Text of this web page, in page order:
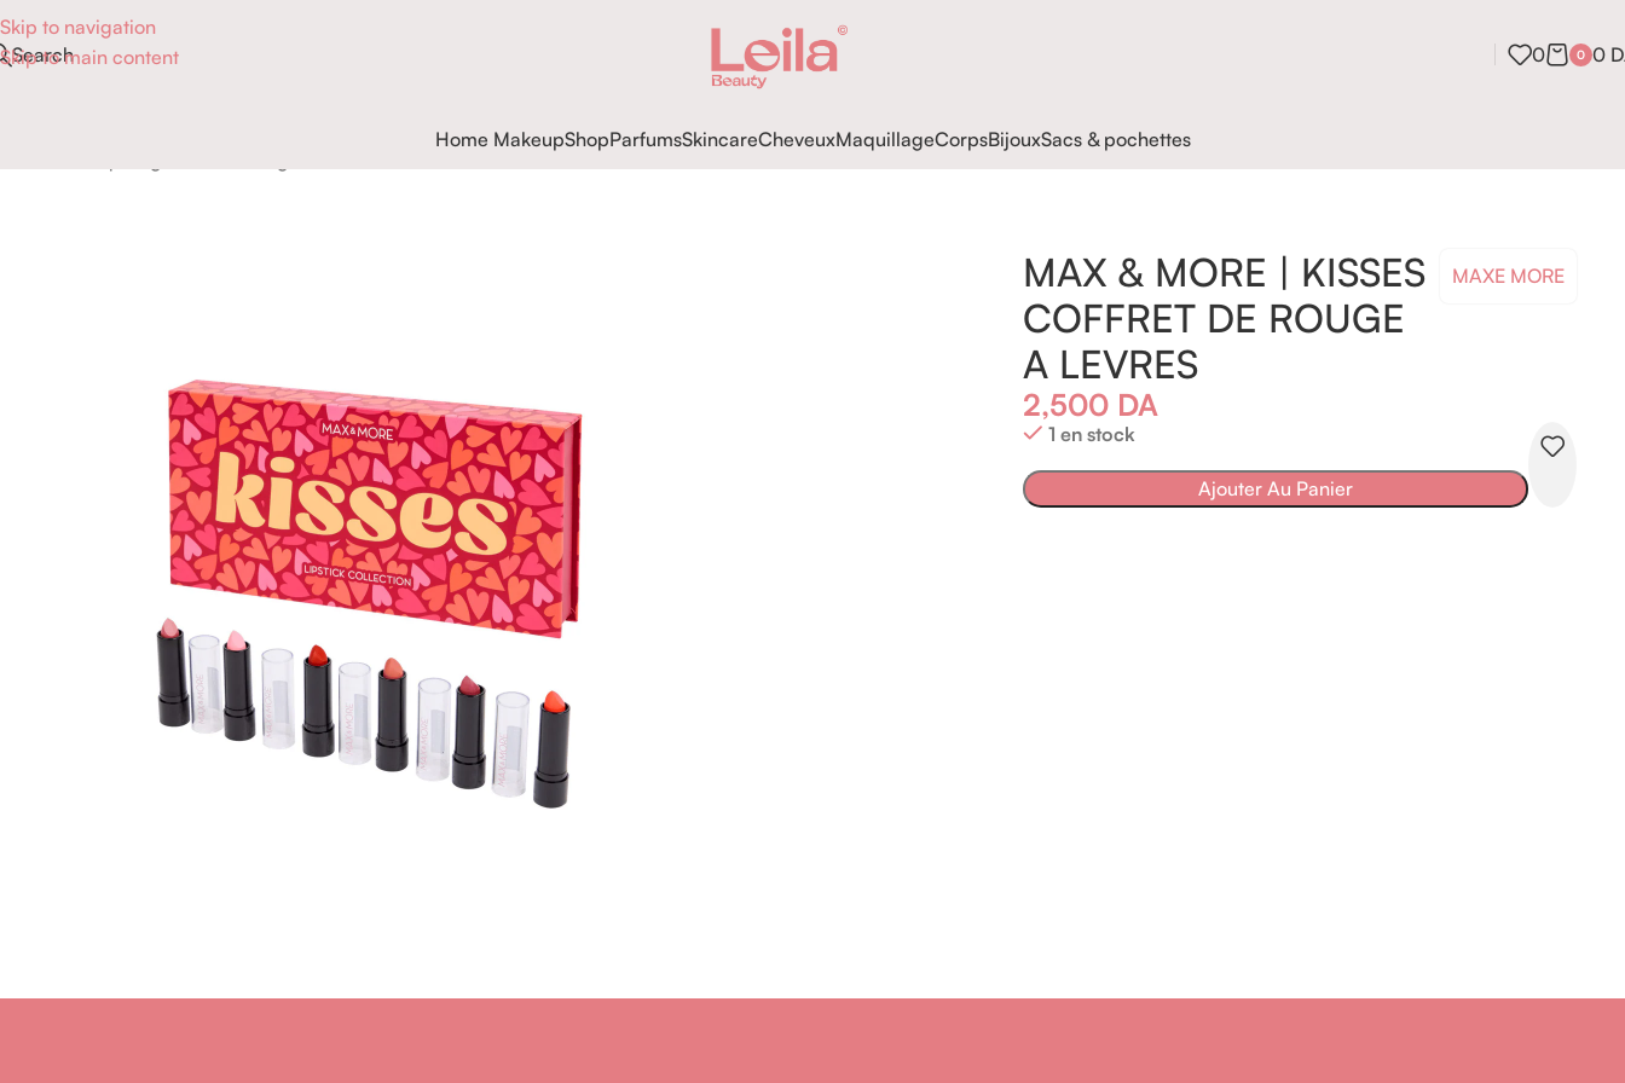
Skip to navigation
Skip to main content
Search 0 0 0
Home MakeupShopParfumsSkincareCheveuxMaquillageCorpsBijouxSacs & pochettes
MAX & MORE | KISSES
COFFRET DE ROUGE
A LEVRES
MAXE MORE
2,500 DA
1 en stock
Ajouter Au Panier